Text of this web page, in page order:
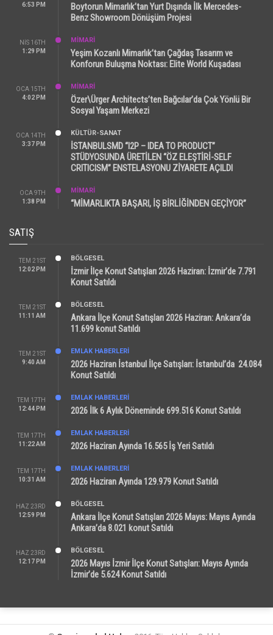
6:53 PM
Boytorun Mimarlık’tan Yurt Dışında İlk Mercedes-
Benz Showroom Dönüşüm Projesi
NIS 16TH
1:29 PM
MİMARİ
Yeşim Kozanlı Mimarlık’tan Çağdaş Tasarım ve
Konforun Buluşma Noktası: Elite World Kuşadası
OCA 15TH
4:02 PM
MİMARİ
Özer\Ürger Architects’ten Bağcılar’da Çok Yönlü Bir
Sosyal Yaşam Merkezi
OCA 14TH
3:37 PM
KÜLTÜR-SANAT
İSTANBULSMD “I2P – IDEA TO PRODUCT”
STÜDYOSUNDA ÜRETİLEN “ÖZ ELEŞTİRİ-SELF
CRITICISM” ENSTELASYONU ZİYARETE AÇILDI
OCA 9TH
1:38 PM
MİMARİ
“MİMARLIKTA BAŞARI, İŞ BİRLİĞİNDEN GEÇİYOR”
SATIŞ
TEM 21ST
12:02 PM
BÖLGESEL
İzmir İlçe Konut Satışları 2026 Haziran: İzmir’de 7.791
Konut Satıldı
TEM 21ST
11:11 AM
BÖLGESEL
Ankara İlçe Konut Satışları 2026 Haziran: Ankara’da
11.699 konut Satıldı
TEM 21ST
9:40 AM
EMLAK HABERLERI
2026 Haziran İstanbul İlçe Satışları: İstanbul’da 24.084
Konut Satıldı
TEM 17TH
12:44 PM
EMLAK HABERLERI
2026 İlk 6 Aylık Döneminde 699.516 Konut Satıldı
TEM 17TH
11:22 AM
EMLAK HABERLERI
2026 Haziran Ayında 16.565 İş Yeri Satıldı
TEM 17TH
10:31 AM
EMLAK HABERLERI
2026 Haziran Ayında 129.979 Konut Satıldı
HAZ 23RD
12:59 PM
BÖLGESEL
Ankara İlçe Konut Satışları 2026 Mayıs: Mayıs Ayında
Ankara’da 8.021 konut Satıldı
HAZ 23RD
12:17 PM
BÖLGESEL
2026 Mayıs İzmir İlçe Konut Satışları: Mayıs Ayında
İzmir’de 5.624 Konut Satıldı